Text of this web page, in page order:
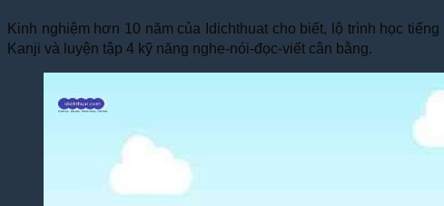
Kinh nghiệm hơn 10 năm của Idichthuat cho biết, lộ trình học
Kanji và luyện tập 4 kỹ năng nghe-nói-đọc-viết cân bằng.